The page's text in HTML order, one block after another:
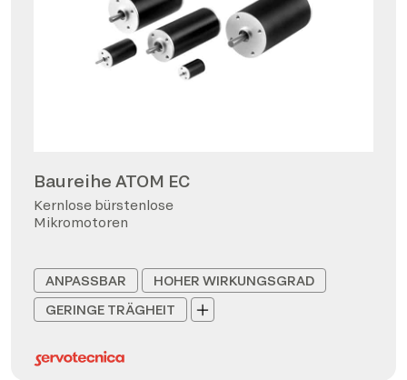
Baureihe ATOM EC
Kernlose bürstenlose
Mikromotoren
ANPASSBAR
HOHER WIRKUNGSGRAD
GERINGE TRÄGHEIT